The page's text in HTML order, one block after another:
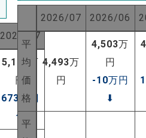
2025/07
5,135万
円
673 万円
⬆
2026/07 2026/06
平
均
価
格
4,493万
円
4,503万
円
-10万円
⬇
平